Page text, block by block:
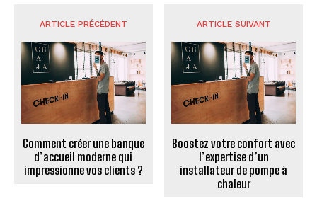
ARTICLE PRÉCÉDENT
Comment créer une banque
d’accueil moderne qui
impressionne vos clients ?
ARTICLE SUIVANT
Boostez votre confort avec
l’expertise d’un
installateur de pompe à
chaleur